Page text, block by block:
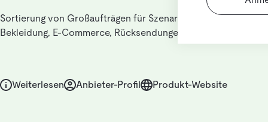
Sortierung von Großaufträgen für Szenarien wie Schuhe und
Bekleidung, E-Commerce, Rücksendungen usw.
Weiterlesen Anbieter-Profil Produkt-Website